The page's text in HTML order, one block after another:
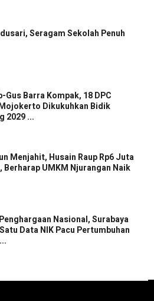
Seragam Sekolah Penuh
Gus Barra Kompak, 18 DPC
Dikukuhkan Bidik
2029 ...
Menjahit, Husain Raup Rp6 Juta
Berharap UMKM Njurangan Naik
Nasional, Surabaya
Data NIK Pacu Pertumbuhan